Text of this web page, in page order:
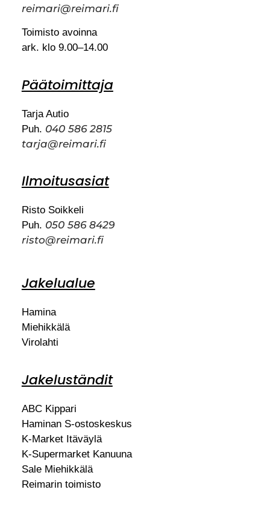
reimari@reimari.fi
Toimisto avoinna
ark. klo 9.00–14.00
Päätoimittaja
Tarja Autio
Puh. 040 586 2815
tarja@reimari.fi
Ilmoitusasiat
Risto Soikkeli
Puh. 050 586 8429
risto@reimari.fi
Jakelualue
Hamina
Miehikkälä
Virolahti
Jakeluständit
ABC Kippari
Haminan S-ostoskeskus
K-Market Itäväylä
K-Supermarket Kanuuna
Sale Miehikkälä
Reimarin toimisto